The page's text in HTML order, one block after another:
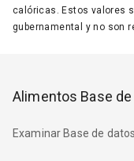
calóricas. Estos valores
gubernamental y no son
Alimentos Base
Examinar Base de datos